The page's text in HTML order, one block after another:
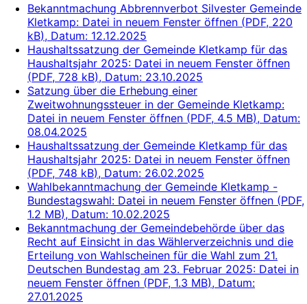
Bekanntmachung Abbrennverbot Silvester Gemeinde
Kletkamp: Datei in neuem Fenster öffnen (PDF, 220
kB), Datum: 12.12.2025
Haushaltssatzung der Gemeinde Kletkamp für das
Haushaltsjahr 2025: Datei in neuem Fenster öffnen
(PDF, 728 kB), Datum: 23.10.2025
Satzung über die Erhebung einer
Zweitwohnungssteuer in der Gemeinde Kletkamp:
Datei in neuem Fenster öffnen (PDF, 4.5 MB), Datum:
08.04.2025
Haushaltssatzung der Gemeinde Kletkamp für das
Haushaltsjahr 2025: Datei in neuem Fenster öffnen
(PDF, 748 kB), Datum: 26.02.2025
Wahlbekanntmachung der Gemeinde Kletkamp -
Bundestagswahl: Datei in neuem Fenster öffnen (PDF,
1.2 MB), Datum: 10.02.2025
Bekanntmachung der Gemeindebehörde über das
Recht auf Einsicht in das Wählerverzeichnis und die
Erteilung von Wahlscheinen für die Wahl zum 21.
Deutschen Bundestag am 23. Februar 2025: Datei in
neuem Fenster öffnen (PDF, 1.3 MB), Datum:
27.01.2025